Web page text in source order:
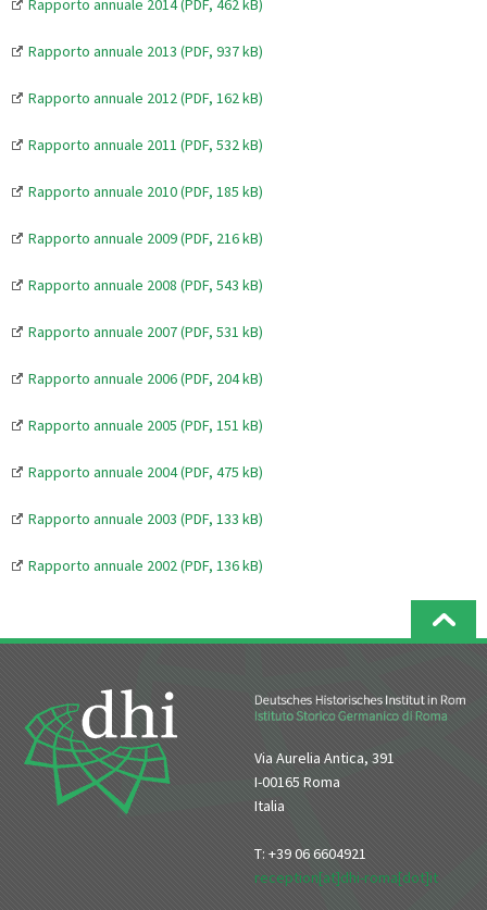
Rapporto annuale 2014 (PDF, 462 kB)
Rapporto annuale 2013 (PDF, 937 kB)
Rapporto annuale 2012 (PDF, 162 kB)
Rapporto annuale 2011 (PDF, 532 kB)
Rapporto annuale 2010 (PDF, 185 kB)
Rapporto annuale 2009 (PDF, 216 kB)
Rapporto annuale 2008 (PDF, 543 kB)
Rapporto annuale 2007 (PDF, 531 kB)
Rapporto annuale 2006 (PDF, 204 kB)
Rapporto annuale 2005 (PDF, 151 kB)
Rapporto annuale 2004 (PDF, 475 kB)
Rapporto annuale 2003 (PDF, 133 kB)
Rapporto annuale 2002 (PDF, 136 kB)
Via Aurelia Antica, 391
I-00165 Roma
Italia
T: +39 06 6604921
reception[at]dhi-roma[dot]it